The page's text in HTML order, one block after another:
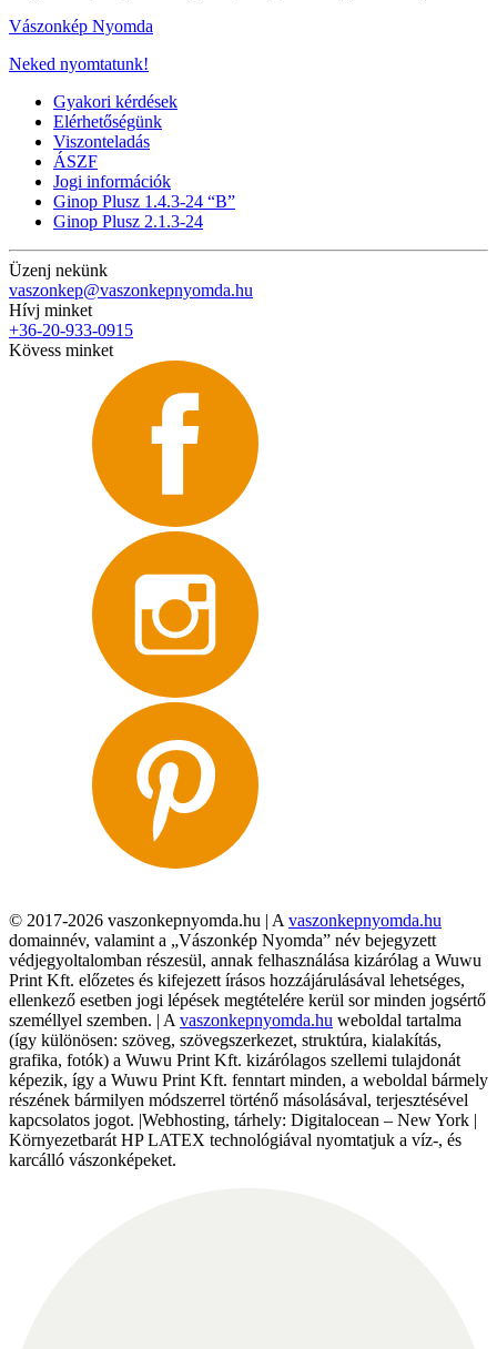
Vászonkép Nyomda
Neked nyomtatunk!
Gyakori kérdések
Elérhetőségünk
Viszonteladás
ÁSZF
Jogi információk
Ginop Plusz 1.4.3-24 “B”
Ginop Plusz 2.1.3-24
Üzenj nekünk
vaszonkep@vaszonkepnyomda.hu
Hívj minket
+36-20-933-0915
Kövess minket
© 2017-2026 vaszonkepnyomda.hu | A vaszonkepnyomda.hu
domainnév, valamint a „Vászonkép Nyomda” név bejegyzett
védjegyoltalomban részesül, annak felhasználása kizárólag a Wuwu
Print Kft. előzetes és kifejezett írásos hozzájárulásával lehetséges,
ellenkező esetben jogi lépések megtételére kerül sor minden jogsértő
személlyel szemben. | A vaszonkepnyomda.hu weboldal tartalma
(így különösen: szöveg, szövegszerkezet, struktúra, kialakítás,
grafika, fotók) a Wuwu Print Kft. kizárólagos szellemi tulajdonát
képezik, így a Wuwu Print Kft. fenntart minden, a weboldal bármely
részének bármilyen módszerrel történő másolásával, terjesztésével
kapcsolatos jogot. |Webhosting, tárhely: Digitalocean – New York |
Környezetbarát HP LATEX technológiával nyomtatjuk a víz-, és
karcálló vászonképeket.